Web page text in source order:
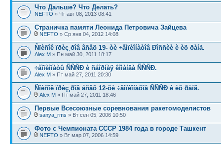
Что Дальше? Что Делать?
NEFTO » Чт авг 08, 2013 08:41
Страничка памяти Леонида Петровича Зайцева
NEFTO » Ср янв 04, 2012 14:08
Ñïèñîê ïðèç¸ðîâ âñåõ 19- òè ÷åìïèîíàòîâ Ðîññèè è èõ ðàíã.
Alex M » Пн май 30, 2011 18:17
÷åìïèîíàòû ÑÑÑÐ è ñáîðíàÿ êîìàíäà ÑÑÑÐ.
Alex M » Пт май 27, 2011 20:30
Ñïèñîê ïðèç¸ðîâ âñåõ 12-õè ÷åìïèîíàõîâ ÑÑÑÐ è èõ ðàíã.
Alex M » Пт май 27, 2011 18:46
Первые Всесоюзные соревнования ракетомоделистов
sanya_rms » Вт сен 05, 2006 10:50
Фото с Чемпионата СССР 1984 года в городе Ташкент
NEFTO » Вт мар 07, 2006 14:59